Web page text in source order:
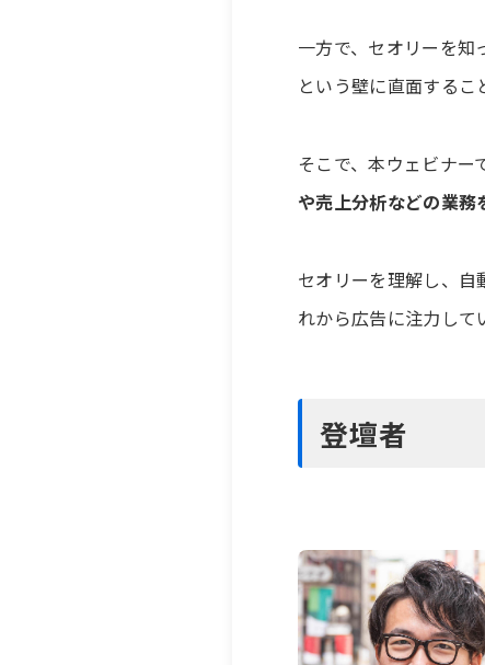
一方で、セオリーを知
という壁に直面するこ
そこで、本ウェビナー
や売上分析などの業
セオリーを理解し、自
れから広告に注力して
登壇者